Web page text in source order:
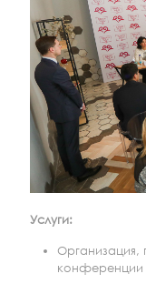
Услуги:
Организация,
конференции